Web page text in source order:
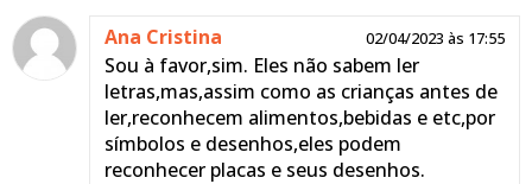
Ana Cristina 02/04/2023 às 17:55
Sou à favor,sim. Eles não sabem ler
letras,mas,assim como as crianças antes de
ler,reconhecem alimentos,bebidas e etc,por
símbolos e desenhos,eles podem
reconhecer placas e seus desenhos.